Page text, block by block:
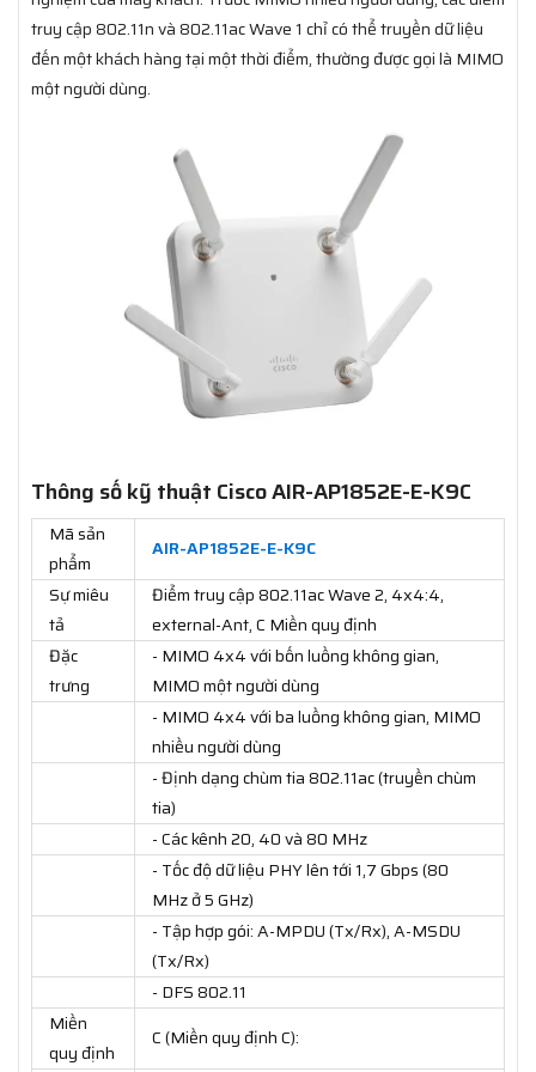
truy cập 802.11n và 802.11ac Wave 1 chỉ có thể truyền dữ liệu
đến một khách hàng tại một thời điểm, thường được gọi là MIMO
một người dùng.
Thông số kỹ thuật Cisco AIR-AP1852E-E-K9C
Mã sản
phẩm
AIR-AP1852E-E-K9C
Sự miêu
tả
Điểm truy cập 802.11ac Wave 2, 4x4:4,
external-Ant, C Miền quy định
Đặc
trưng
- MIMO 4x4 với bốn luồng không gian,
MIMO một người dùng
- MIMO 4x4 với ba luồng không gian, MIMO
nhiều người dùng
- Định dạng chùm tia 802.11ac (truyền chùm
tia)
- Các kênh 20, 40 và 80 MHz
- Tốc độ dữ liệu PHY lên tới 1,7 Gbps (80
MHz ở 5 GHz)
- Tập hợp gói: A-MPDU (Tx/Rx), A-MSDU
(Tx/Rx)
- DFS 802.11
Miền
quy định
C (Miền quy định C):